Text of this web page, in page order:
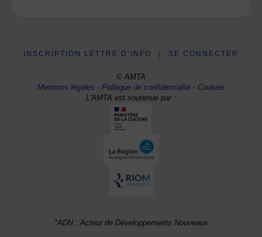
INSCRIPTION LETTRE D’INFO SE CONNECTER
© AMTA
Mentions légales -Politique de confidentialité- Cookies
L'AMTA est soutenue par :
*ADN : Acteur de Développements Nouveaux